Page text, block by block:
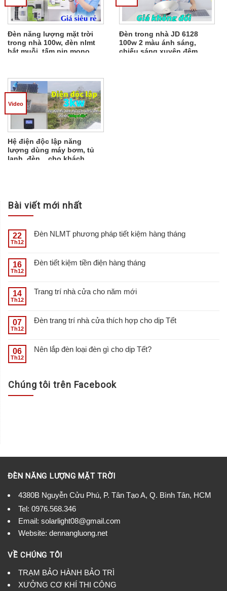
Đèn năng lượng mặt trời
trong nhà 100w, đèn nlmt
bắt muỗi, tấm pin mono
Đèn trong nhà JD 6128
100w 2 màu ánh sáng,
chiếu sáng xuyên đêm
Hệ điện độc lập năng
lượng dùng máy bơm, tủ
lạnh, đèn,...cho khách
Video
Bài viết mới nhất
22
Th12
Đèn NLMT phương pháp tiết kiệm hàng tháng
16
Th12
Đèn tiết kiệm tiền điện hàng tháng
14
Th12
Trang trí nhà cửa cho năm mới
07
Th12
Đèn trang trí nhà cửa thích hợp cho dịp Tết
06
Th12
Nên lắp đèn loại đèn gì cho dịp Tết?
Chúng tôi trên Facebook
ĐÈN NĂNG LƯỢNG MẶT TRỜI
4380B Nguyễn Cửu Phú, P. Tân Tạo A, Q. Bình Tân, HCM
Tel: 0976.568.346
Email: solarlight08@gmail.com
Website: dennangluong.net
VỀ CHÚNG TÔI
TRẠM BẢO HÀNH BẢO TRÌ
XƯỞNG CƠ KHÍ THI CÔNG